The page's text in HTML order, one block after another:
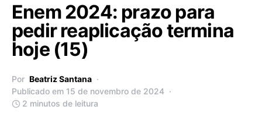
Enem 2024: prazo para
pedir reaplicação termina
hoje (15)
Por Beatriz Santana
Publicado em 15 de novembro de 2024
2 minutos de leitura